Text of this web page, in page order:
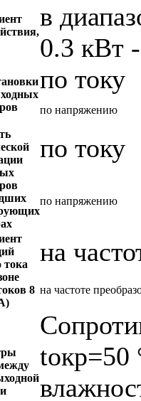
в
0.3 кВт
по току
по напряжению
по току
по напряжению
тока
8
на
на частоте
tокр=50